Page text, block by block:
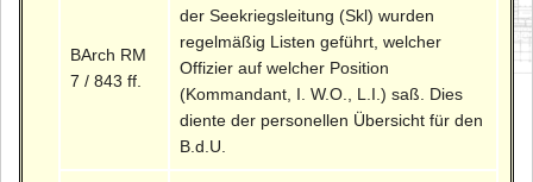
BArch RM
7 / 843 ff.
der Seekriegsleitung (Skl) wurden
regelmäßig Listen geführt, welcher
Offizier auf welcher Position
(Kommandant, I. W.O., L.I.) saß. Dies
diente der personellen Übersicht für den
B.d.U.